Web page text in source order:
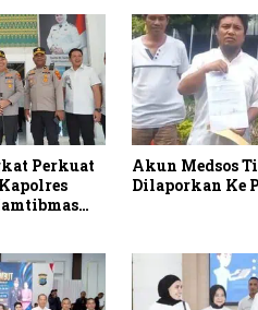
Perkuat
Akun Medsos
Dilaporkan Ke